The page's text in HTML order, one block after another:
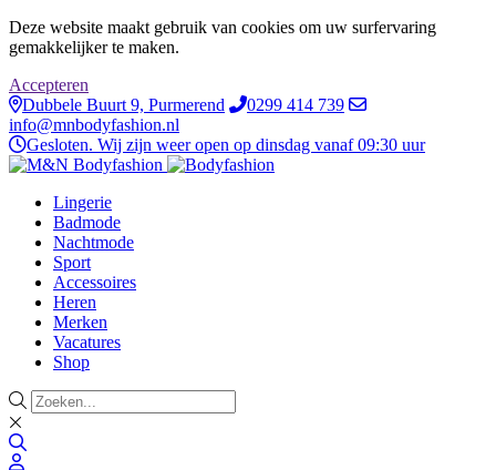
Deze website maakt gebruik van cookies om uw surfervaring
gemakkelijker te maken.
Accepteren
Dubbele Buurt 9, Purmerend
0299 414 739
info@mnbodyfashion.nl
Gesloten. Wij zijn weer open op dinsdag vanaf 09:30 uur
Lingerie
Badmode
Nachtmode
Sport
Accessoires
Heren
Merken
Vacatures
Shop